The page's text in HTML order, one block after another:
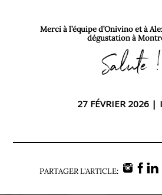
Merci à l’équipe d’Onivino et à
dégustation à
Salute !
27 FÉVRIER 2026 |
PARTAGER L'ARTICLE: